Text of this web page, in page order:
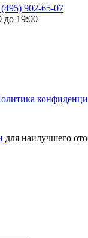
902-65-07
до 19:00
для наилучшего